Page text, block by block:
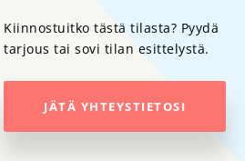
Kiinnostuitko tästä tilasta? Pyydä
tarjous tai sovi tilan esittelystä.
JÄTÄ YHTEYSTIETOSI